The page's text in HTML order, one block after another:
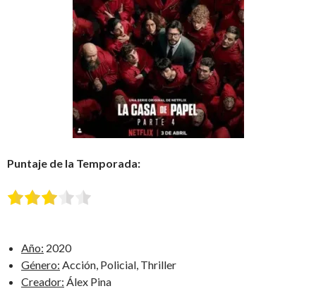
Puntaje de la Temporada:
Año: 2020
Género: Acción, Policial, Thriller
Creador: Álex Pina